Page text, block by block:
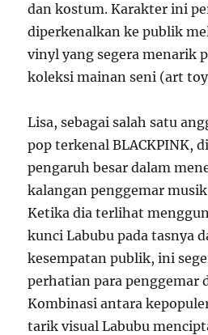
dan kostum. Karakter ini
diperkenalkan ke publik
vinyl yang segera menarik
koleksi mainan seni (art
Lisa, sebagai salah satu
pop terkenal BLACKPINK,
pengaruh besar dalam
kalangan penggemar
Ketika dia terlihat
kunci Labubu pada tasnya
kesempatan publik, ini
perhatian para penggemar
Kombinasi antara
tarik visual Labubu